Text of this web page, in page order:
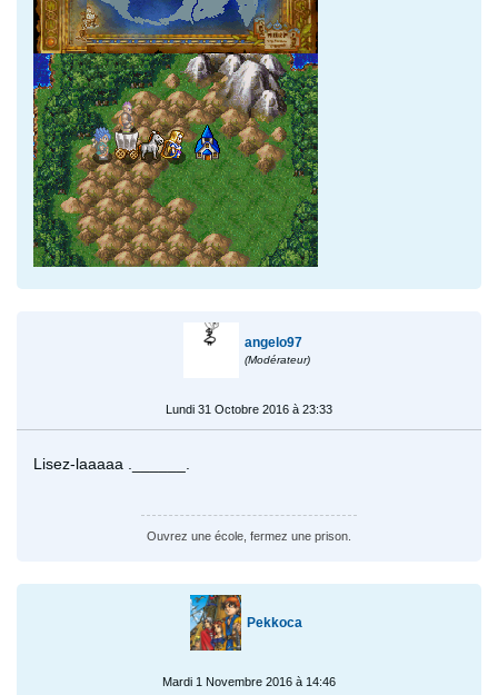
angelo97
(Modérateur)
Lundi 31 Octobre 2016 à 23:33
Lisez-laaaaa .______.
Ouvrez une école, fermez une prison.
Pekkoca
Mardi 1 Novembre 2016 à 14:46